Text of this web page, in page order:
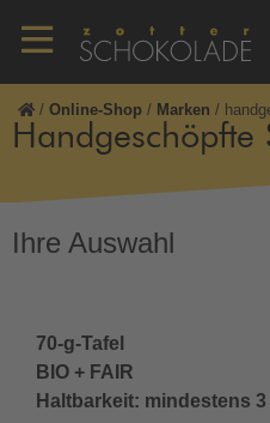
/ Online-Shop / Marken /
Handgeschöpfte
70-g-Tafel
BIO + FAIR
Haltbarkeit: mindestens
Ihre Auswahl